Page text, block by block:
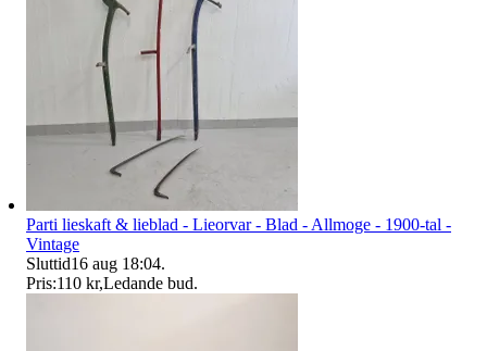
Parti lieskaft & lieblad - Lieorvar - Blad - Allmoge - 1900-tal -
Vintage
Sluttid16 aug 18:04.
Pris:110 kr,Ledande bud.